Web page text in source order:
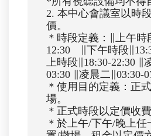
2. 本中心會議室以時
價。
＊時段定義：∥上午時
12:30 ∥下午時段
上時段∥18:30-22:30 ∥
03:30 ∥凌晨二∥03:30-
＊使用目的定義：正
場。
＊正式時段以定價收費
＊於上午/下午/晚上